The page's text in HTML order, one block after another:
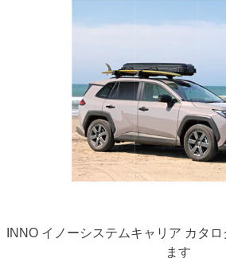
INNO イノーシステムキャリア カタ
ます